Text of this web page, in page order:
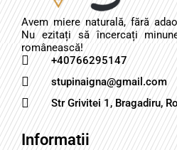
Avem miere naturală, fără
Nu ezitați să încercați
românească!
+40766295147
stupinaigna@gmail.com
Str Grivitei 1, Bragadiru,
Informatii